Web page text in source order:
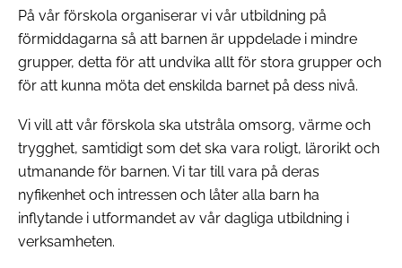
På vår förskola organiserar vi vår utbildning på
förmiddagarna så att barnen är uppdelade i mindre
grupper, detta för att undvika allt för stora grupper och
för att kunna möta det enskilda barnet på dess nivå.
Vi vill att vår förskola ska utstråla omsorg, värme och
trygghet, samtidigt som det ska vara roligt, lärorikt och
utmanande för barnen. Vi tar till vara på deras
nyfikenhet och intressen och låter alla barn ha
inflytande i utformandet av vår dagliga utbildning i
verksamheten.